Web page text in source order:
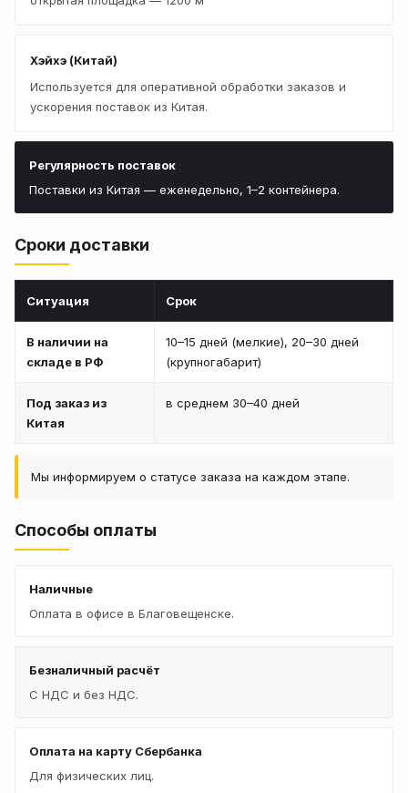
Хэйхэ (Китай)
Используется для оперативной обработки заказов и
ускорения поставок из Китая.
Регулярность поставок
Поставки из Китая — еженедельно, 1–2 контейнера.
Сроки доставки
Ситуация Срок
В наличии на
складе в РФ
10–15 дней (мелкие), 20–30 дней
(крупногабарит)
Под заказ из
Китая
в среднем 30–40 дней
Мы информируем о статусе заказа на каждом этапе.
Способы оплаты
Наличные
Оплата в офисе в Благовещенске.
Безналичный расчёт
С НДС и без НДС.
Оплата на карту Сбербанка
Для физических лиц.